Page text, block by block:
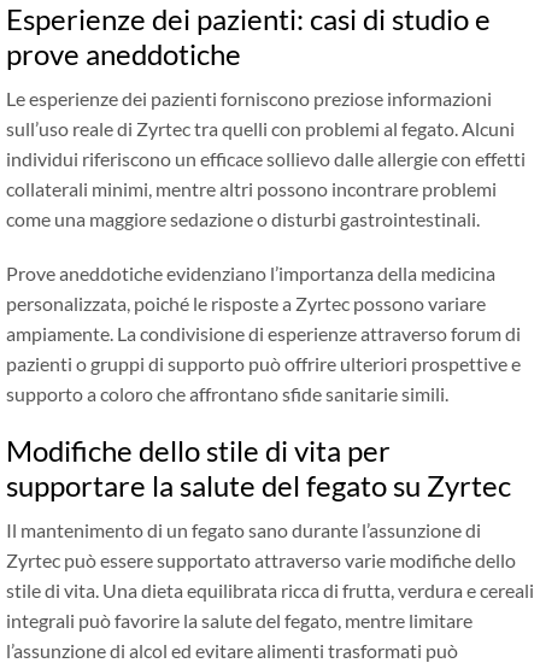
Esperienze dei pazienti: casi di studio e
prove aneddotiche
Le esperienze dei pazienti forniscono preziose informazioni
sull’uso reale di Zyrtec tra quelli con problemi al fegato. Alcuni
individui riferiscono un efficace sollievo dalle allergie con effetti
collaterali minimi, mentre altri possono incontrare problemi
come una maggiore sedazione o disturbi gastrointestinali.
Prove aneddotiche evidenziano l’importanza della medicina
personalizzata, poiché le risposte a Zyrtec possono variare
ampiamente. La condivisione di esperienze attraverso forum di
pazienti o gruppi di supporto può offrire ulteriori prospettive e
supporto a coloro che affrontano sfide sanitarie simili.
Modifiche dello stile di vita per
supportare la salute del fegato su Zyrtec
Il mantenimento di un fegato sano durante l’assunzione di
Zyrtec può essere supportato attraverso varie modifiche dello
stile di vita. Una dieta equilibrata ricca di frutta, verdura e cereali
integrali può favorire la salute del fegato, mentre limitare
l’assunzione di alcol ed evitare alimenti trasformati può